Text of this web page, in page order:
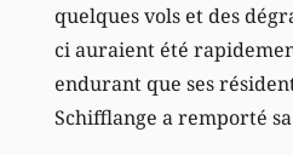
quelques vols et des
ci auraient été
endurant que ses
Schifflange a remporté